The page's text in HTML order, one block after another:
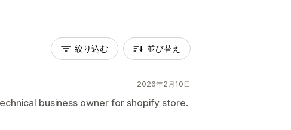
絞り込む 並び替え
2026年2月10日
business owner for shopify store.